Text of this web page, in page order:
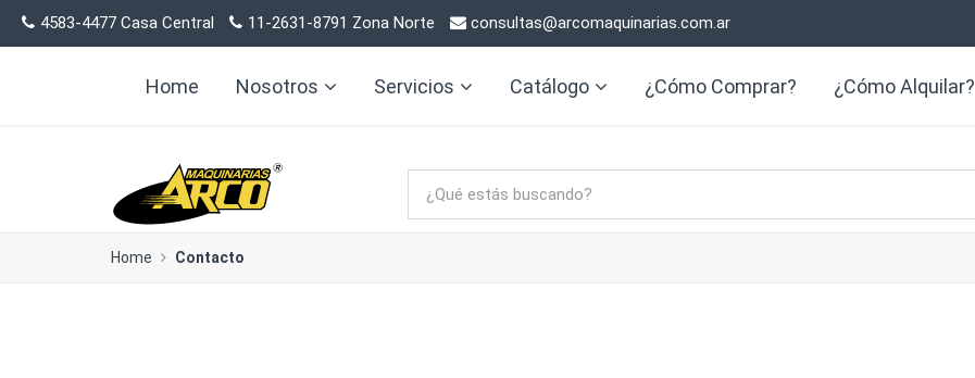
4583-4477 Casa Central 11-2631-8791 Zona Norte consultas@arcomaquinarias.com.ar
Home Nosotros Servicios Catálogo ¿Cómo Comprar? ¿Cómo Alquilar?
Home Contacto